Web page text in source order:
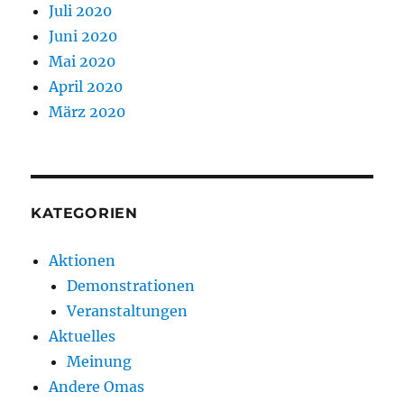
Juli 2020
Juni 2020
Mai 2020
April 2020
März 2020
KATEGORIEN
Aktionen
Demonstrationen
Veranstaltungen
Aktuelles
Meinung
Andere Omas